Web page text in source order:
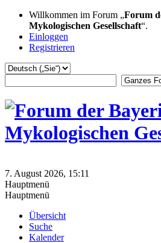
Willkommen im Forum „Forum
Mykologischen Gesellschaft“.
Einloggen
Registrieren
7. August 2026, 15:11
Hauptmenü
Hauptmenü
Übersicht
Suche
Kalender